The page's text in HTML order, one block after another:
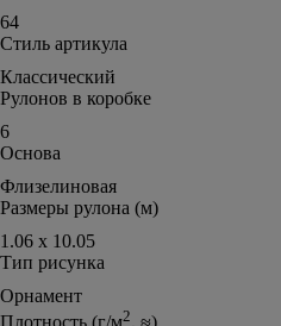
64
Стиль артикула
Классический
Рулонов в коробке
6
Основа
Флизелиновая
Размеры рулона (м)
1.06 х 10.05
Тип рисунка
Орнамент
2